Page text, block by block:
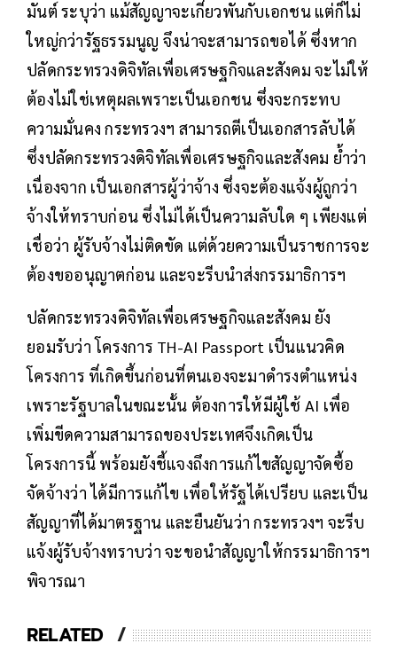
มันต์ ระบุว่า แม้สัญญาจะเกี่ยวพันกับเอกชน แต่ก็ไม่
ใหญ่กว่ารัฐธรรมนูญ จึงน่าจะสามารถขอได้ ซึ่งหาก
ปลัดกระทรวงดิจิทัลเพื่อเศรษฐกิจและสังคม จะไม่ให้
ต้องไม่ใช่เหตุผลเพราะเป็นเอกชน ซึ่งจะกระทบ
ความมั่นคง กระทรวงฯ สามารถตีเป็นเอกสารลับได้
ซึ่งปลัดกระทรวงดิจิทัลเพื่อเศรษฐกิจและสังคม ย้ำว่า
เนื่องจาก เป็นเอกสารผู้ว่าจ้าง ซึ่งจะต้องแจ้งผู้ถูกว่า
จ้างให้ทราบก่อน ซึ่งไม่ได้เป็นความลับใด ๆ เพียงแต่
เชื่อว่า ผู้รับจ้างไม่ติดขัด แต่ด้วยความเป็นราชการจะ
ต้องขออนุญาตก่อน และจะรีบนำส่งกรรมาธิการฯ
ปลัดกระทรวงดิจิทัลเพื่อเศรษฐกิจและสังคม ยัง
ยอมรับว่า โครงการ TH-AI Passport เป็นแนวคิด
โครงการ ที่เกิดขึ้นก่อนที่ตนเองจะมาดำรงตำแหน่ง
เพราะรัฐบาลในขณะนั้น ต้องการให้มีผู้ใช้ AI เพื่อ
เพิ่มขีดความสามารถของประเทศจึงเกิดเป็น
โครงการนี้ พร้อมยังชี้แจงถึงการแก้ไขสัญญาจัดซื้อ
จัดจ้างว่า ได้มีการแก้ไข เพื่อให้รัฐได้เปรียบ และเป็น
สัญญาที่ได้มาตรฐาน และยืนยันว่า กระทรวงฯ จะรีบ
แจ้งผู้รับจ้างทราบว่า จะขอนำสัญญาให้กรรมาธิการฯ
พิจารณา
RELATED